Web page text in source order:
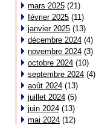
mars 2025 (21)
février 2025 (11)
janvier 2025 (13)
décembre 2024 (4)
novembre 2024 (3)
octobre 2024 (10)
septembre 2024 (4)
août 2024 (13)
juillet 2024 (5)
juin 2024 (13)
mai 2024 (12)